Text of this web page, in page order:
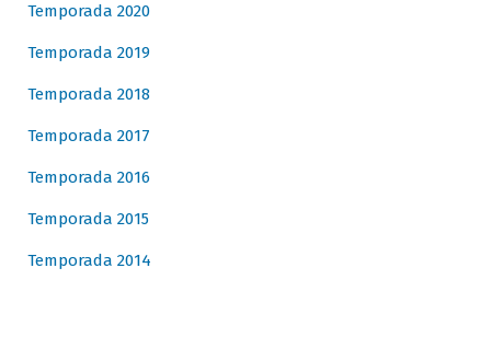
Temporada 2020
Temporada 2019
Temporada 2018
Temporada 2017
Temporada 2016
Temporada 2015
Temporada 2014